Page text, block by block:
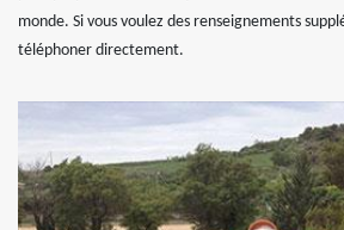
monde. Si vous voulez des renseignements
téléphoner directement.